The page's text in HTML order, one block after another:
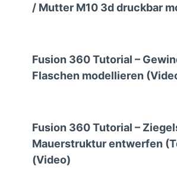
/ Mutter M10 3d druckbar
Fusion 360 Tutorial –
Flaschen modellieren
Fusion 360 Tutorial –
Mauerstruktur entwerfen
(Video)